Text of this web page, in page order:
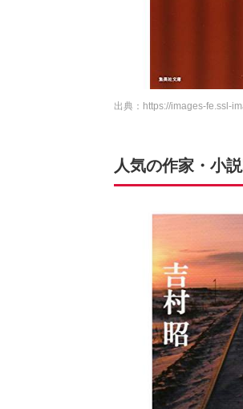
出典： https://images-fe.ssl-
人気の作家・小